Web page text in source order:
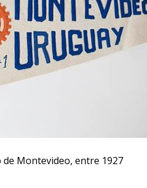
de Montevideo, entre 1927